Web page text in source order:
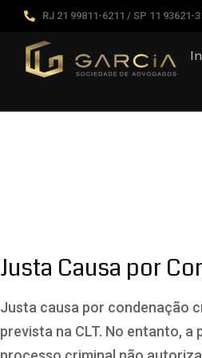
RJ 21 99811-6211 / SP 11 93621-
Justa Causa por
Justa causa por condenação
prevista na CLT. No entanto,